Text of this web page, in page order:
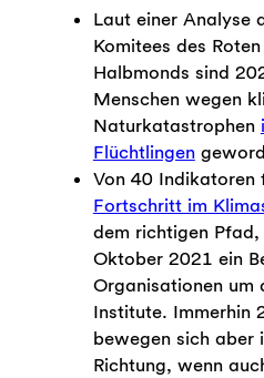
Laut einer Analyse
Komitees des
Halbmonds sind
Menschen wegen
Naturkatastrophen
Flüchtlingen
Von 40 Indikatoren
Fortschritt im
dem richtigen
Oktober 2021 ein
Organisationen um
Institute. Immerhin
bewegen sich aber
Richtung, wenn